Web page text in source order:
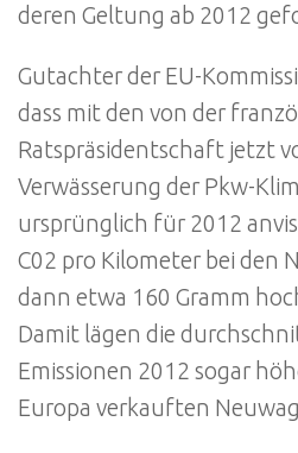
deren Geltung ab 2012
Gutachter der EU-
dass mit den von der
Ratspräsidentschaft jetzt
Verwässerung der Pkw-
ursprünglich für 2012
C02 pro Kilometer bei den
dann etwa 160 Gramm
Damit lägen die
Emissionen 2012 sogar
Europa verkauften